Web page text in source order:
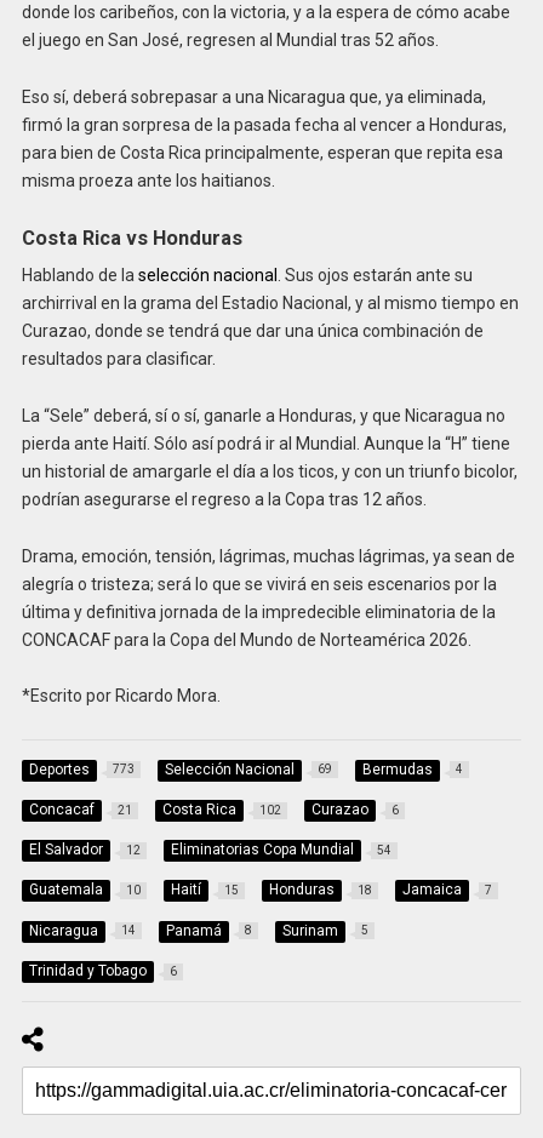
donde los caribeños, con la victoria, y a la espera de cómo acabe
el juego en San José, regresen al Mundial tras 52 años.
Eso sí, deberá sobrepasar a una Nicaragua que, ya eliminada,
firmó la gran sorpresa de la pasada fecha al vencer a Honduras,
para bien de Costa Rica principalmente, esperan que repita esa
misma proeza ante los haitianos.
Costa Rica vs Honduras
Hablando de la selección nacional
. Sus ojos estarán ante su
archirrival en la grama del Estadio Nacional, y al mismo tiempo en
Curazao, donde se tendrá que dar una única combinación de
resultados para clasificar.
La “Sele” deberá, sí o sí, ganarle a Honduras, y que Nicaragua no
pierda ante Haití. Sólo así podrá ir al Mundial. Aunque la “H” tiene
un historial de amargarle el día a los ticos, y con un triunfo bicolor,
podrían asegurarse el regreso a la Copa tras 12 años.
Drama, emoción, tensión, lágrimas, muchas lágrimas, ya sean de
alegría o tristeza; será lo que se vivirá en seis escenarios por la
última y definitiva jornada de la impredecible eliminatoria de la
CONCACAF para la Copa del Mundo de Norteamérica 2026.
*Escrito por Ricardo Mora.
Deportes 773 Selección Nacional 69 Bermudas 4
Concacaf 21 Costa Rica 102 Curazao 6
El Salvador 12 Eliminatorias Copa Mundial 54
Guatemala 10 Haití 15 Honduras 18 Jamaica 7
Nicaragua 14 Panamá 8 Surinam 5
Trinidad y Tobago 6